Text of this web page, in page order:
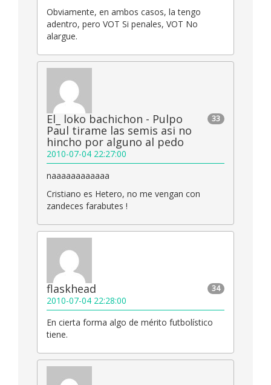
Obviamente, en ambos casos, la tengo
adentro, pero VOT Si penales, VOT No
alargue.
33
El_ loko bachichon - Pulpo
Paul tirame las semis asi no
hincho por alguno al pedo
2010-07-04 22:27:00
naaaaaaaaaaaa
Cristiano es Hetero, no me vengan con
zandeces farabutes !
34
flaskhead
2010-07-04 22:28:00
En cierta forma algo de mérito futbolístico
tiene.